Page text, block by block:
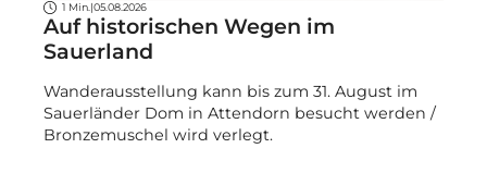
1 Min. |05.08.2026
Auf historischen Wegen im
Sauerland
Wanderausstellung kann bis zum 31. August im
Sauerländer Dom in Attendorn besucht werden /
Bronzemuschel wird verlegt.